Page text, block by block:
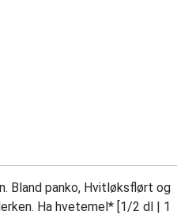
Bland panko, Hvitløksflørt og
Ha hvetemel* [1/2 dl | 1